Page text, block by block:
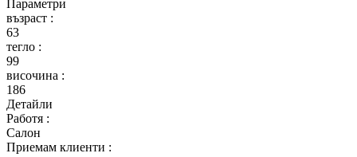
Параметри
възраст :
63
тегло :
99
височина :
186
Детайли
Работя :
Салон
Приемам клиенти :